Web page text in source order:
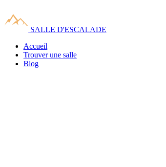
SALLE D'ESCALADE
Accueil
Trouver une salle
Blog